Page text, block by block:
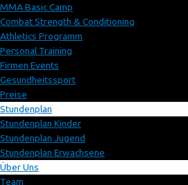
MMA Basic Camp
Combat Strength & Conditioning
Athletics Programm
Personal Training
Firmen Events
Gesundheitssport
Preise
Stundenplan
Stundenplan Kinder
Stundenplan Jugend
Stundenplan Erwachsene
Über Uns
Team